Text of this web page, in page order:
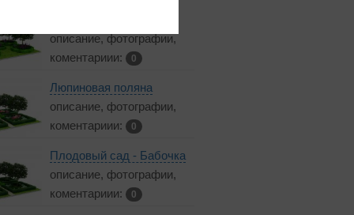
описание, фотографии,
коментариии:
0
Люпиновая поляна
описание, фотографии,
коментариии:
0
Плодовый сад - Бабочка
описание, фотографии,
коментариии:
0